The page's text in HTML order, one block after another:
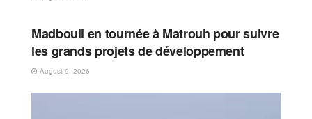
Madbouli en tournée à Matrouh pour suivre
les grands projets de développement
August 9, 2026